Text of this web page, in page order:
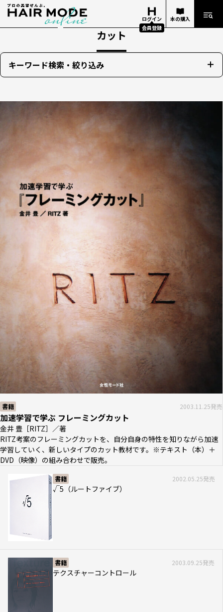
ログイン
会員登録
本の購入
カット
キーワード検索・絞り込み
書籍 2003.11.25発売
加速学習で学ぶ フレーミングカット
金井 豊［RITZ］／著
RITZ考案のフレーミングカットを、自分自身の特性を知りながら加速
学習していく、新しいタイプのカット教材です。※テキスト（本）＋
DVD（映像）の組み合わせで販売。
書籍 2002.05.25発売
√5（ルートファイブ）
書籍 2003.09.25発売
テクスチャーコントロール